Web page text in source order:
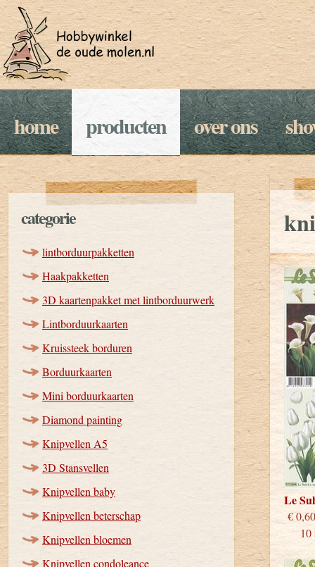
home producten over ons
categorie
lintborduurpakketten
Haakpakketten
3D kaartenpakket met lintborduurwerk
Lintborduurkaarten
Kruissteek borduren
Borduurkaarten
Mini borduurkaarten
Diamond painting
Knipvellen A5
3D Stansvellen
Knipvellen baby
Knipvellen beterschap
Knipvellen bloemen
Knipvellen condoleance
Le
10